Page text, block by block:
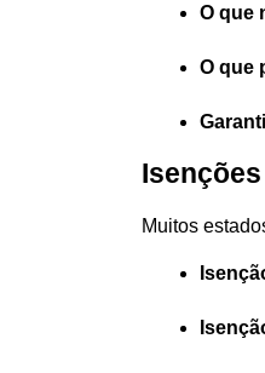
O que
O que
Muitos